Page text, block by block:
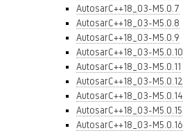
AutosarC++18_03-M5.0.7
AutosarC++18_03-M5.0.8
AutosarC++18_03-M5.0.9
AutosarC++18_03-M5.0.10
AutosarC++18_03-M5.0.11
AutosarC++18_03-M5.0.12
AutosarC++18_03-M5.0.14
AutosarC++18_03-M5.0.15
AutosarC++18_03-M5.0.16